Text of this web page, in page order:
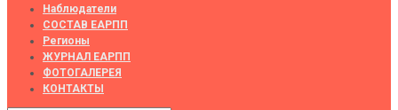
Наблюдатели
СОСТАВ ЕАРПП
Регионы
ЖУРНАЛ ЕАРПП
ФОТОГАЛЕРЕЯ
КОНТАКТЫ